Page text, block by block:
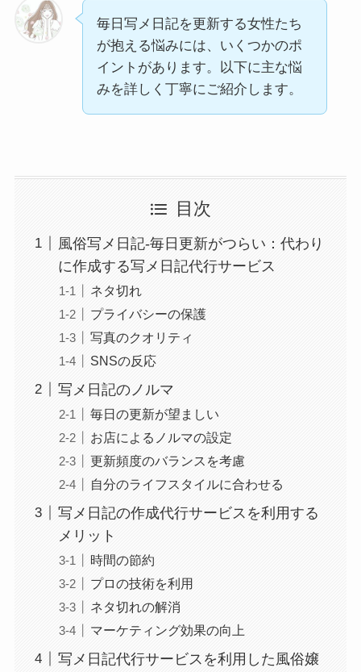
毎日写メ日記を更新する女性たち
が抱える悩みには、いくつかのポ
イントがあります。以下に主な悩
みを詳しく丁寧にご紹介します。
目次
風俗写メ日記-毎日更新がつらい：代わり
に作成する写メ日記代行サービス
ネタ切れ
プライバシーの保護
写真のクオリティ
SNSの反応
写メ日記のノルマ
毎日の更新が望ましい
お店によるノルマの設定
更新頻度のバランスを考慮
自分のライフスタイルに合わせる
写メ日記の作成代行サービスを利用する
メリット
時間の節約
プロの技術を利用
ネタ切れの解消
マーケティング効果の向上
写メ日記代行サービスを利用した風俗嬢